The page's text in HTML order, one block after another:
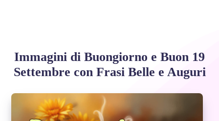
Immagini di Buongiorno e Buon 19
Settembre con Frasi Belle e Auguri